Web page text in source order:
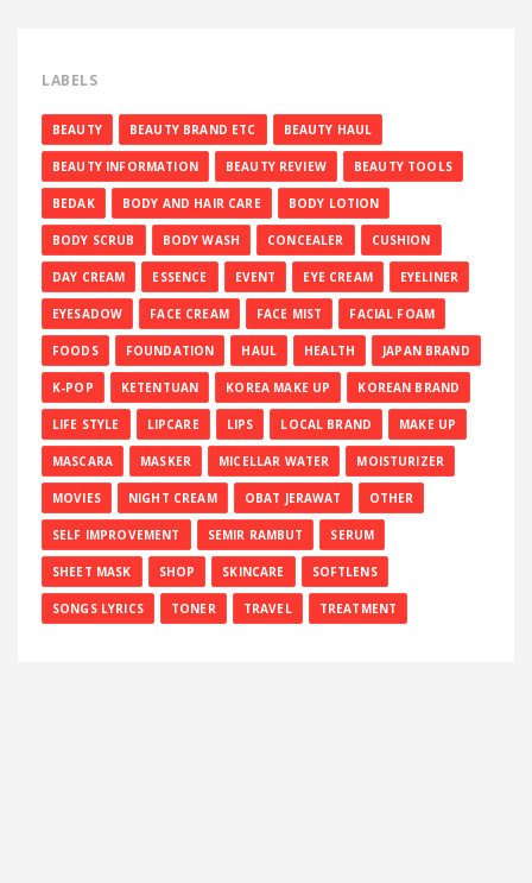
LABELS
BEAUTY BEAUTY BRAND ETC BEAUTY HAUL
BEAUTY INFORMATION BEAUTY REVIEW BEAUTY TOOLS
BEDAK BODY AND HAIR CARE BODY LOTION
BODY SCRUB BODY WASH CONCEALER CUSHION
DAY CREAM ESSENCE EVENT EYE CREAM EYELINER
EYESADOW FACE CREAM FACE MIST FACIAL FOAM
FOODS FOUNDATION HAUL HEALTH JAPAN BRAND
K-POP KETENTUAN KOREA MAKE UP KOREAN BRAND
LIFE STYLE LIPCARE LIPS LOCAL BRAND MAKE UP
MASCARA MASKER MICELLAR WATER MOISTURIZER
MOVIES NIGHT CREAM OBAT JERAWAT OTHER
SELF IMPROVEMENT SEMIR RAMBUT SERUM
SHEET MASK SHOP SKINCARE SOFTLENS
SONGS LYRICS TONER TRAVEL TREATMENT